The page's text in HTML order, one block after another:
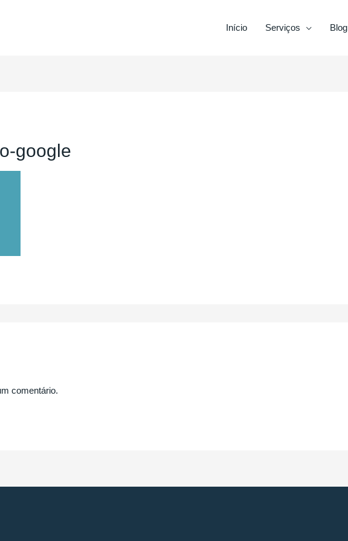
Início Serviços Blog
google
comentário.